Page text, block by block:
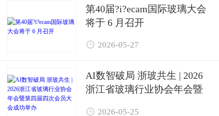
第40届?i?ecam国际玻璃大会
将于 6 月召开
 2026-05-27
AI数智破局 浙玻共生 | 2026
浙江省玻璃行业协会年会暨
 2026-05-25